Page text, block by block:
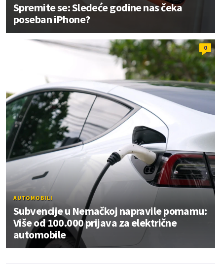
Spremite se: Sledeće godine nas čeka
poseban iPhone?
0
AUTOMOBILI
Subvencije u Nemačkoj napravile pomamu:
Više od 100.000 prijava za električne
automobile